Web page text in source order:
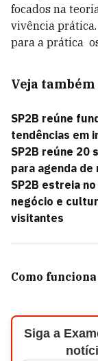
focados na
vivência
para a prática
Veja também
SP2B reúne
tendências em
SP2B reúne 20
para agenda
SP2B estreia
negócio e
visitantes
Como funciona
Siga a